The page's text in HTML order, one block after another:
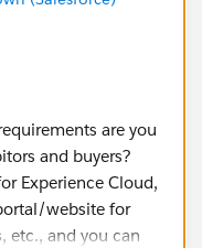
are you
and buyers?
Experience Cloud,
website for
etc., and you can